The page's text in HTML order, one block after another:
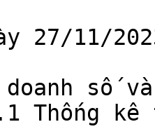
27/11/
số
Thống